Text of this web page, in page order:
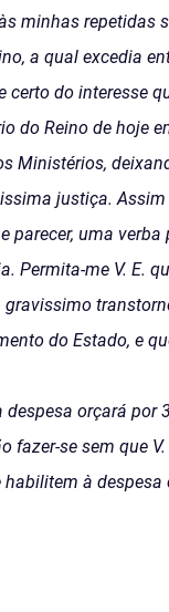
minhas repetidas
a qual excedia
do interesse
do Reino de hoje
Ministérios,
justiça.
parecer, uma
me V. E.
do Estado, e
orçará por
se sem que
à